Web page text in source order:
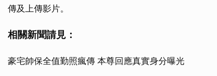
傳及上傳影片。
相關新聞請見：
豪宅帥保全值勤照瘋傳 本尊回應真實身分曝光